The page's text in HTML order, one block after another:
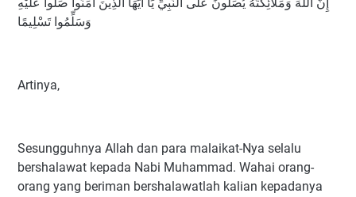
وَسَلِّمُوا تَسْلِيمًا
Artinya,
Sesungguhnya Allah dan para malaikat-Nya selalu
bershalawat kepada Nabi Muhammad. Wahai orang-
orang yang beriman bershalawatlah kalian kepadanya